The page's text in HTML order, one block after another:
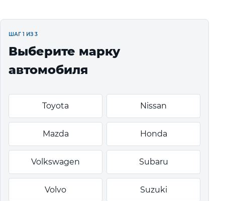
ШАГ 1 ИЗ 3
Выберите марку
автомобиля
Toyota Nissan
Mazda Honda
Volkswagen Subaru
Volvo Suzuki